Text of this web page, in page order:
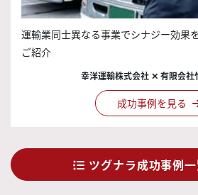
運輸業同士異なる事業でシナジー効果
ご紹介
幸洋運輸株式会社 ✕ 有限会社
成功事例を見る
ツグナラ成功事例